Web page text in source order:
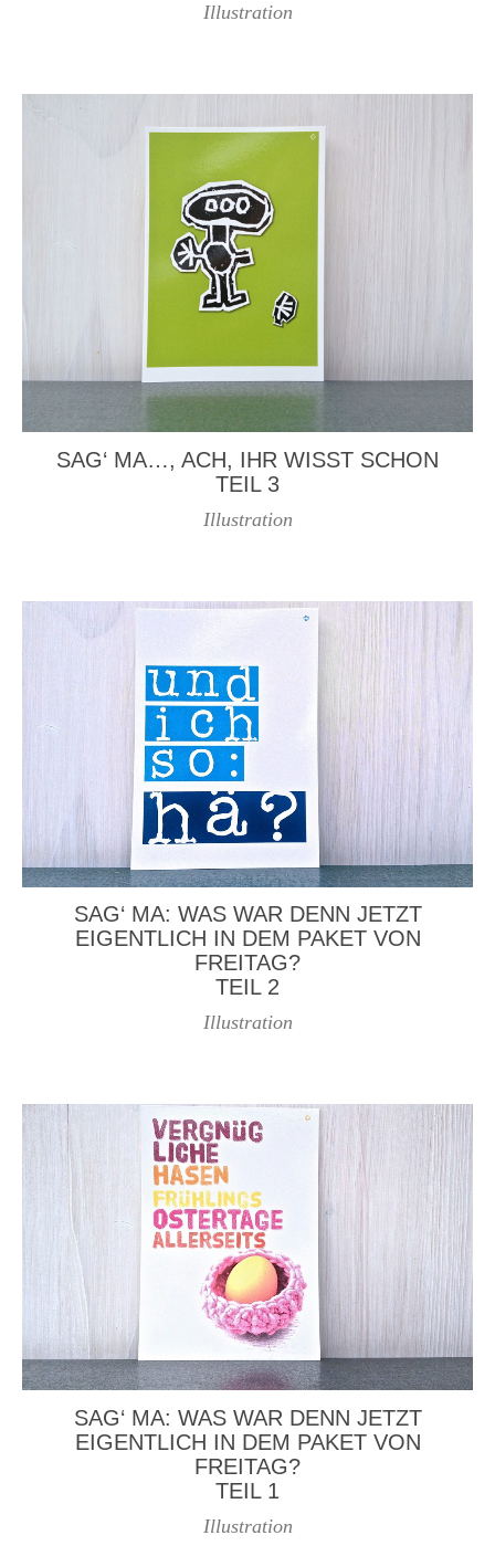
Illustration
SAG‘ MA…, ACH, IHR WISST SCHON
TEIL 3
Illustration
SAG‘ MA: WAS WAR DENN JETZT
EIGENTLICH IN DEM PAKET VON
FREITAG?
TEIL 2
Illustration
SAG‘ MA: WAS WAR DENN JETZT
EIGENTLICH IN DEM PAKET VON
FREITAG?
TEIL 1
Illustration